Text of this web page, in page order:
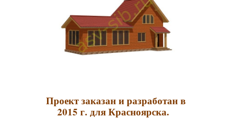
Проект заказан и разработан в
2015 г. для Красноярска.